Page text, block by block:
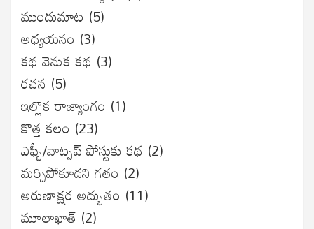
ముందుమాట (5)
అధ్యయనం (3)
కథ వెనుక కథ (3)
రచన (5)
ఇల్లొక రాజ్యాంగం (1)
కొత్త కలం (23)
ఎఫ్బీ/వాట్సప్ పోస్టుకు కథ (2)
మర్చిపోకూడని గతం (2)
అరుణాక్షర అద్భుతం (11)
మూలాఖాత్ (2)